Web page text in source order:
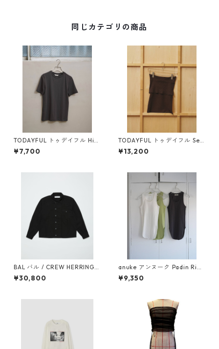
同じカテゴリの商品
TODAYFUL トゥデイフル Hig
hgauge Compact T-shirts
(C/GRY) 12610604
¥7,700
TODAYFUL トゥデイフル Sea
mless Offshoulder Knit (BR
N) 12610531
¥13,200
BAL バル / CREW HERRINGB
ONE OVER SHIRT (BLACK)
¥30,800
anuke アンヌーク Padin Rib
Tanktop 62610609
¥9,350